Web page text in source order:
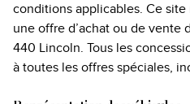
conditions applicables. Ce
une offre d’achat ou de vente
440 Lincoln. Tous les
à toutes les offres spéciales,